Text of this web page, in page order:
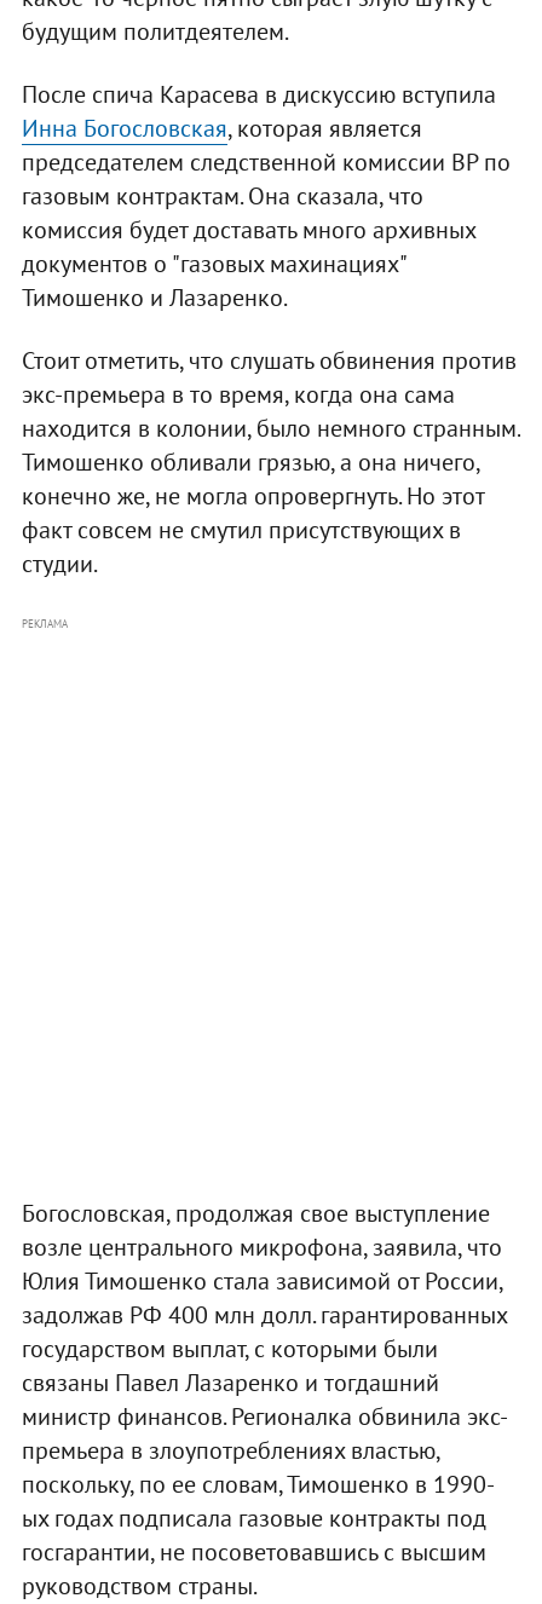
будущим политдеятелем.
После спича Карасева в дискуссию вступила
Инна Богословская, которая является
председателем следственной комиссии ВР по
газовым контрактам. Она сказала, что
комиссия будет доставать много архивных
документов о "газовых махинациях"
Тимошенко и Лазаренко.
Стоит отметить, что слушать обвинения против
экс-премьера в то время, когда она сама
находится в колонии, было немного странным.
Тимошенко обливали грязью, а она ничего,
конечно же, не могла опровергнуть. Но этот
факт совсем не смутил присутствующих в
студии.
РЕКЛАМА
Богословская, продолжая свое выступление
возле центрального микрофона, заявила, что
Юлия Тимошенко стала зависимой от России,
задолжав РФ 400 млн долл. гарантированных
государством выплат, с которыми были
связаны Павел Лазаренко и тогдашний
министр финансов. Регионалка обвинила экс-
премьера в злоупотреблениях властью,
поскольку, по ее словам, Тимошенко в 1990-
ых годах подписала газовые контракты под
госгарантии, не посоветовавшись с высшим
руководством страны.